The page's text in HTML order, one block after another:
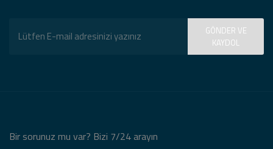
Mazal Jewery Açılış Organizasyonu
Drone Klibi
GÖNDER VE
KAYDOL
Bir sorunuz mu var? Bizi 7/24 arayın